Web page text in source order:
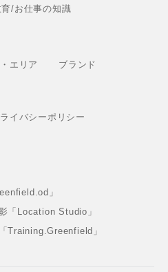
/お仕事の知識
エリア ブランド
イバシーポリシー
」
「Location Studio」
Training.Greenfield」